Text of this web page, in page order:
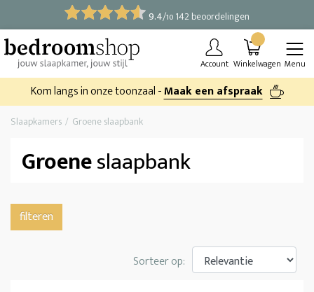
9.4/10 142 beoordelingen
Account Winkelwagen Menu
Kom langs in onze toonzaal -Maak een afspraak
Slaapkamers Groene slaapbank
Groeneslaapbank
filteren
Sorteer op: